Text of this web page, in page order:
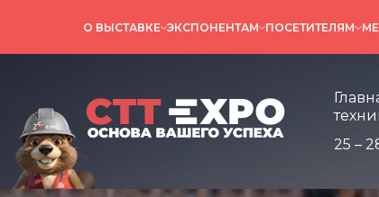
25 –
О ВЫСТАВКЕ ЭКСПОНЕНТАМ ПОСЕТИТЕЛЯМ
Главная
техники и